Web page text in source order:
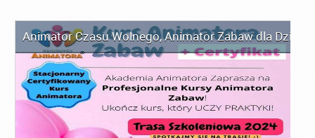
Animator Czasu Wolnego,Animator Zabaw dla Dzieci